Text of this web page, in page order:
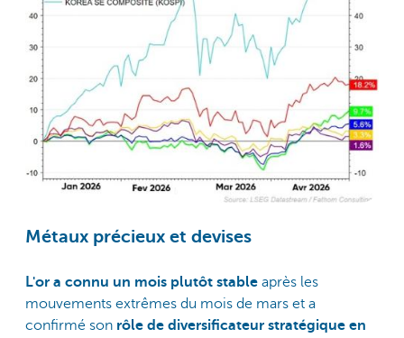
Métaux précieux et devises
L'or a connu un mois plutôt stable après les
mouvements extrêmes du mois de mars et a
confirmé son rôle de diversificateur stratégique en